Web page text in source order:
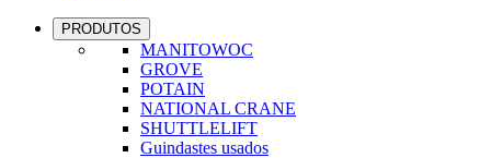
PRODUTOS
MANITOWOC
GROVE
POTAIN
NATIONAL CRANE
SHUTTLELIFT
Guindastes usados